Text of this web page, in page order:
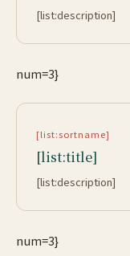
[list:description]
num=3}
[list:sortname]
[list:title]
[list:description]
num=3}